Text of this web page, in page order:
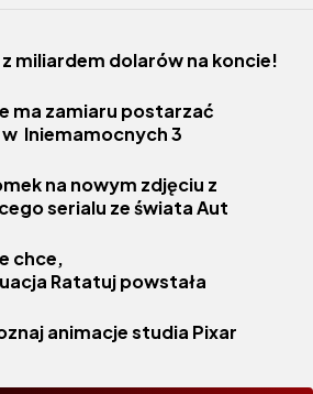
miliardem dolarów na koncie!
ma zamiaru postarzać
Iniemamocnych 3
na nowym zdjęciu z
serialu ze świata Aut
chce,
Ratatuj powstała
animacje studia Pixar